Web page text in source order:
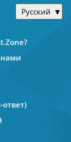
Русский
нами
ответ)